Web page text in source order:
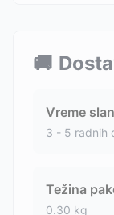
🚚
Vreme
3 - 5 radnih
Težina
0.30 kg